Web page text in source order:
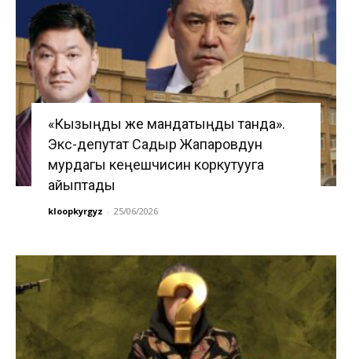
«Кызыңды же мандатыңды танда».
Экс-депутат Садыр Жапаровдун
мурдагы кеңешчисин коркутууга
айыптады
kloopkyrgyz - 25/06/2026